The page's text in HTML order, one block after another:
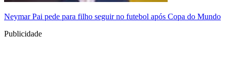
Neymar Pai pede para filho seguir no futebol após Copa do Mundo
Publicidade